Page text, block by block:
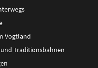
Vogtland
Traditionsbahnen